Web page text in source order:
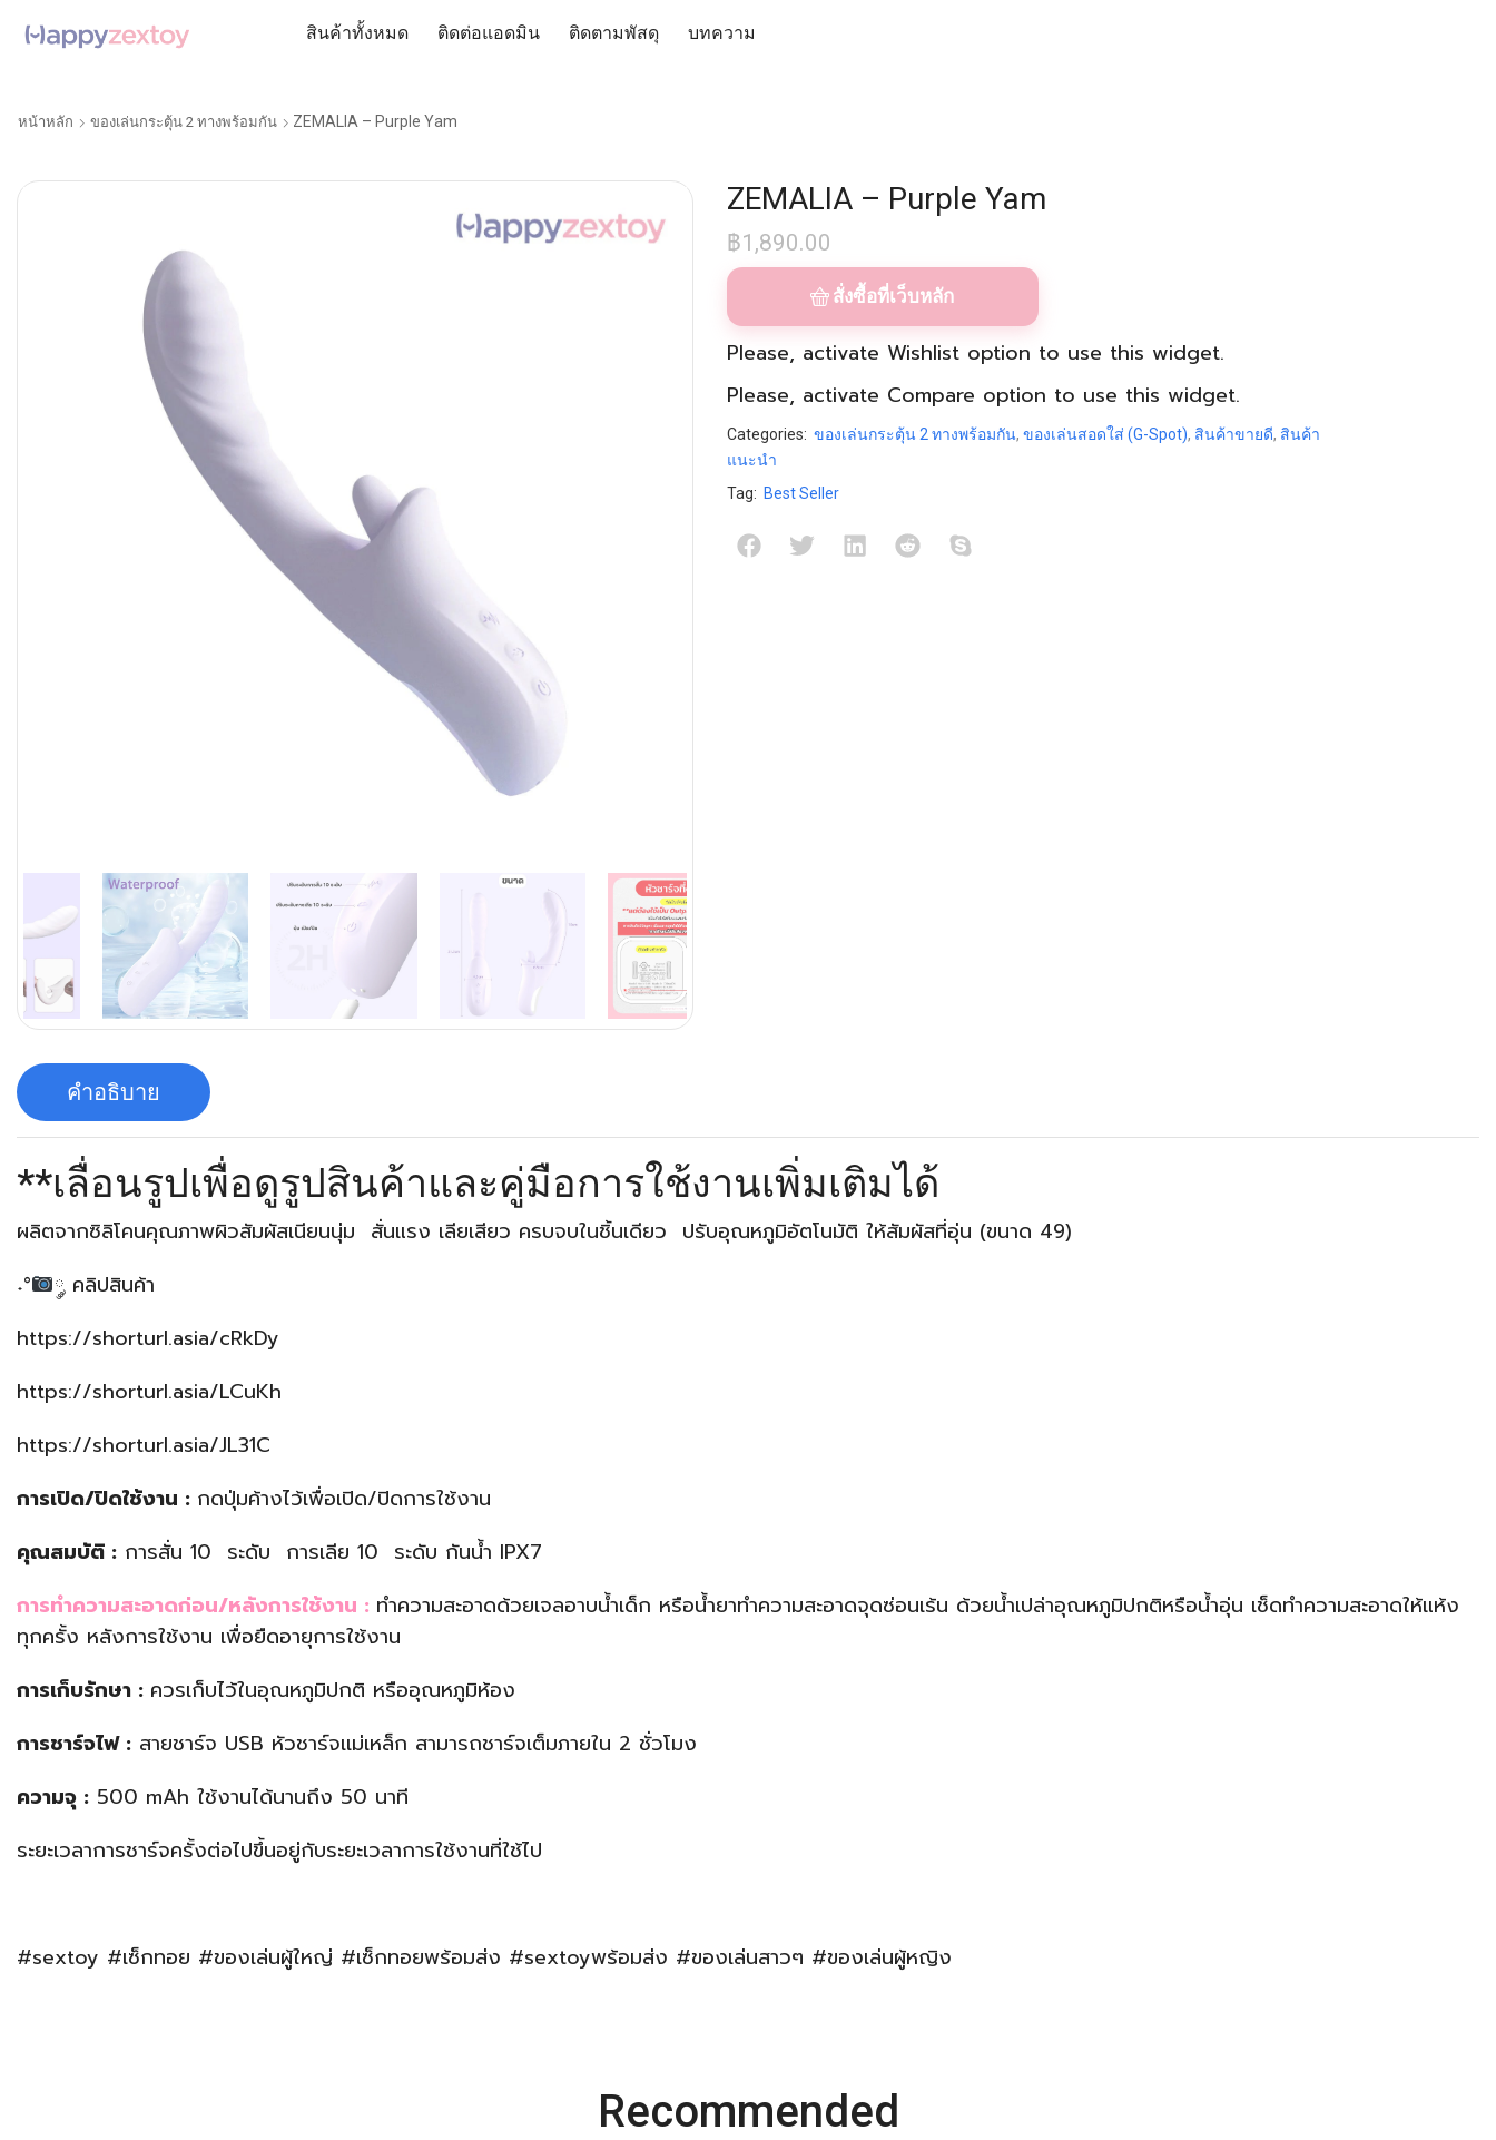
สินค้าทั้งหมด ติดต่อแอดมิน ติดตามพัสดุ บทความ
หน้าหลัก ของเล่นกระตุ้น 2 ทางพร้อมกัน ZEMALIA – Purple Yam
ZEMALIA – Purple Yam
฿1,890.00
สั่งซื้อที่เว็บหลัก
Please, activate Wishlistoption to use this widget.
Please, activate Compare option to use this widget.
Categories: ของเล่นกระตุ้น 2 ทางพร้อมกัน, ของเล่นสอดใส่ (G-Spot), สินค้าขายดี, สินค้า
แนะนำ
Tag: Best Seller
คำอธิบาย
**เลื่อนรูปเพื่อดูรูปสินค้าและคู่มือการใช้งานเพิ่มเติมได้
ผลิตจากซิลิโคนคุณภาพผิวสัมผัสเนียนนุ่ม สั่นแรง เลียเสียว ครบจบในชิ้นเดียว ปรับอุณหภูมิอัตโนมัติ ให้สัมผัสที่อุ่น (ขนาด 49)
˖°
༘ คลิปสินค้า
https://shorturl.asia/cRkDy
https://shorturl.asia/LCuKh
https://shorturl.asia/JL31C
การเปิด/ปิดใช้งาน : กดปุ่มค้างไว้เพื่อเปิด/ปิดการใช้งาน
คุณสมบัติ : การสั่น 10 ระดับ การเลีย 10 ระดับ กันน้ำ IPX7
การทำความสะอาดก่อน/หลังการใช้งาน : ทำความสะอาดด้วยเจลอาบน้ำเด็ก หรือน้ำยาทำความสะอาดจุดซ่อนเร้น ด้วยน้ำเปล่าอุณหภูมิปกติหรือน้ำอุ่น เช็ดทำความสะอาดให้แห้ง
ทุกครั้ง หลังการใช้งาน เพื่อยืดอายุการใช้งาน
การเก็บรักษา : ควรเก็บไว้ในอุณหภูมิปกติ หรืออุณหภูมิห้อง
การชาร์จไฟ : สายชาร์จ USB หัวชาร์จเเม่เหล็ก สามารถชาร์จเต็มภายใน 2 ชั่วโมง
ความจุ : 500 mAh ใช้งานได้นานถึง 50 นาที
ระยะเวลาการชาร์จครั้งต่อไปขึ้นอยู่กับระยะเวลาการใช้งานที่ใช้ไป
#sextoy #เซ็กทอย #ของเล่นผู้ใหญ่ #เซ็กทอยพร้อมส่ง #sextoyพร้อมส่ง #ของเล่นสาวๆ #ของเล่นผู้หญิง
Recommended